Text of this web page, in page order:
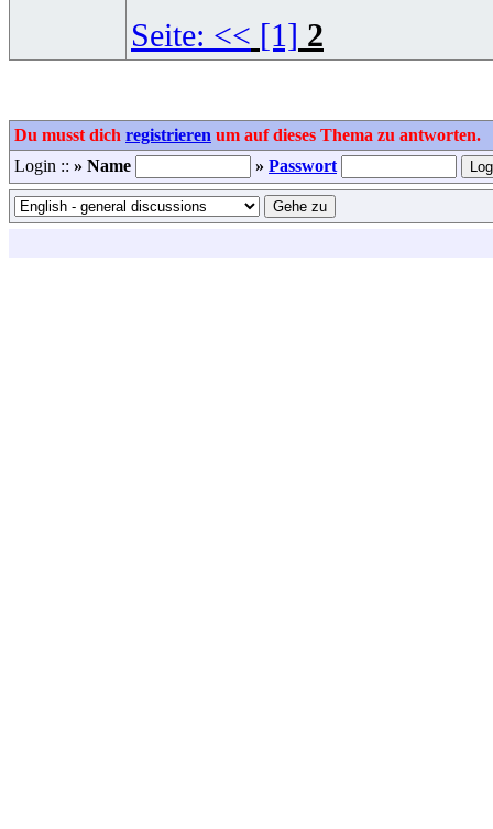
Seite: << [1] 2
Du musst dich registrieren um auf dieses Thema zu antworten.
Login :: » Name » Passwort